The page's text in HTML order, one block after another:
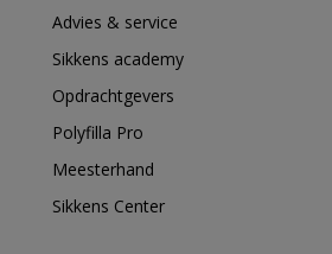
Advies & service
Sikkens academy
Opdrachtgevers
Polyfilla Pro
Meesterhand
Sikkens Center